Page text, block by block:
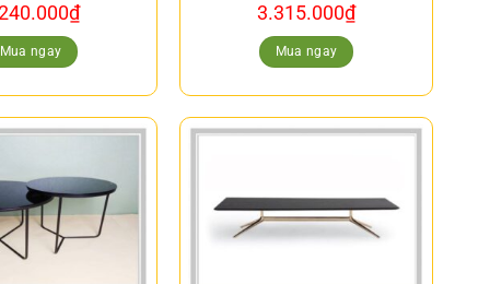
₫
Mua ngay
3.315.000₫
Mua ngay